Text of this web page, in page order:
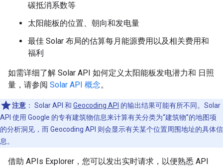
碳抵消系数等
太阳能板的位置、朝向和发电量
最佳 Solar 布局的估算每月能源费用以及相关费用和
福利
如需详细了解 Solar API 如何定义太阳能板发电潜力和 日照
量，请参阅 Solar API 概念。
注意 ： Solar API 和 Geocoding API 的输出结果可能有所不同。Solar
API 使用 Google 的专有建筑物信息来计算有关分类为“建筑物”的地图项
的分析洞见，而 Geocoding API 则会显示有关某个位置周围地址的具体信
息。
借助 APIs Explorer，您可以发出实时请求，以便熟悉 API